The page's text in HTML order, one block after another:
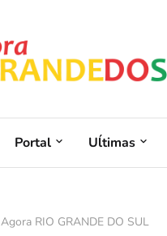
Portal Uĺtimas
Agora RIO GRANDE DO SUL